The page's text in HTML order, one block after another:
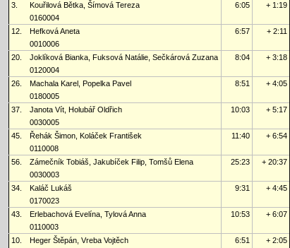
3.
Kouřilová Bětka, Šímová Tereza 6:05 + 1:19
0160004
12.
Hefková Aneta 6:57 + 2:11
0010006
20.
Joklíková Bianka, Fuksová Natálie, Sečkárová Zuzana 8:04 + 3:18
0120004
26.
Machala Karel, Popelka Pavel 8:51 + 4:05
0180005
37.
Janota Vít, Holubář Oldřich 10:03 + 5:17
0030005
45.
Řehák Šimon, Koláček František 11:40 + 6:54
0110008
56.
Zámečník Tobiáš, Jakubíček Filip, Tomšů Elena 25:23 + 20:37
0030003
34.
Kaláč Lukáš 9:31 + 4:45
0170023
43.
Erlebachová Evelína, Tylová Anna 10:53 + 6:07
0110003
10.
Heger Štěpán, Vreba Vojtěch 6:51 + 2:05